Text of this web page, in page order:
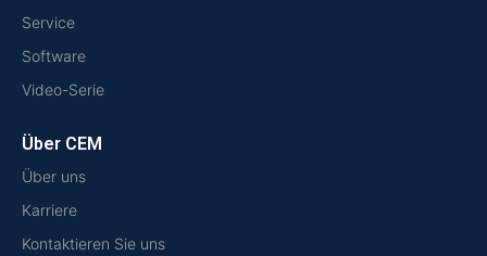
Service
Software
Video-Serie
Über CEM
Über uns
Karriere
Kontaktieren Sie uns